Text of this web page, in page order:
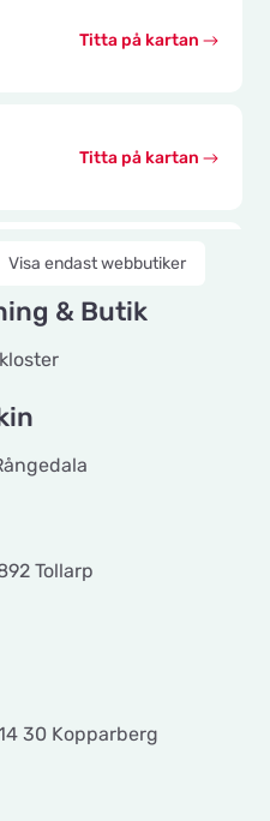
Titta på kartan
Titta på kartan
Titta på kartan
Titta på kartan
Visa endast webbutiker
& Butik
Tollarp
30 Kopparberg